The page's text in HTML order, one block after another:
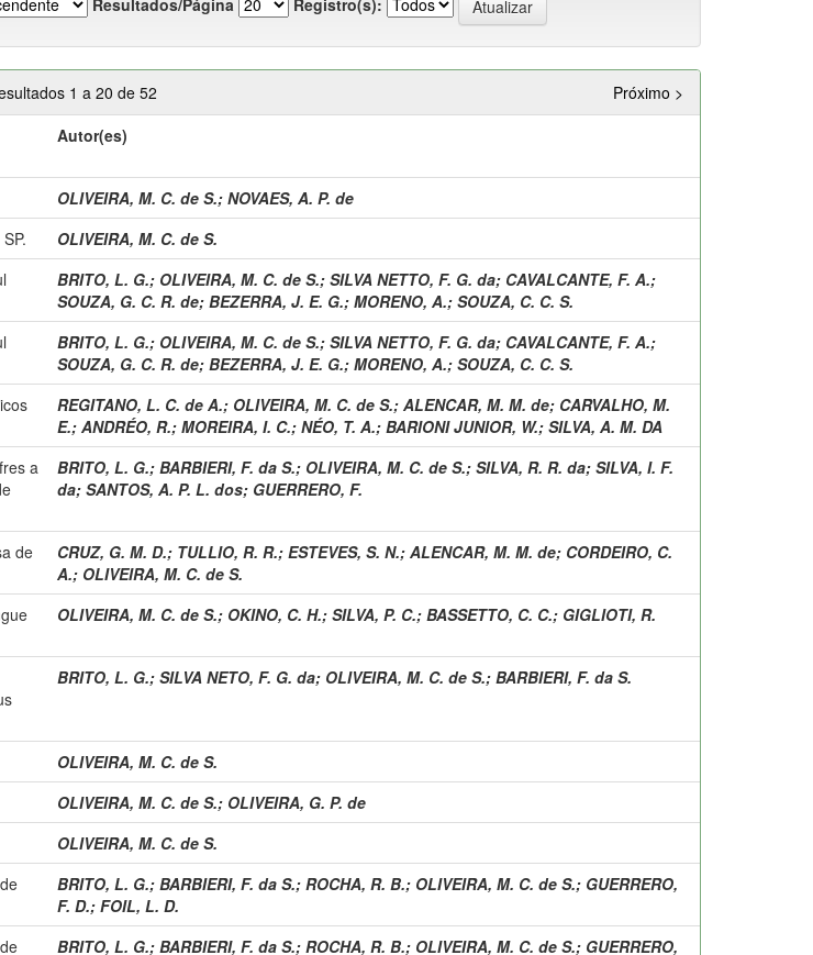
1 a 20 de 52
Próximo >
Autor(es)
OLIVEIRA, M. C. de S.; NOVAES, A. P. de
OLIVEIRA, M. C. de S.
BRITO, L. G.; OLIVEIRA, M. C. de S.; SILVA NETTO, F. G. da; CAVALCANTE, F. A.;
SOUZA, G. C. R. de; BEZERRA, J. E. G.; MORENO, A.; SOUZA, C. C. S.
BRITO, L. G.; OLIVEIRA, M. C. de S.; SILVA NETTO, F. G. da; CAVALCANTE, F. A.;
SOUZA, G. C. R. de; BEZERRA, J. E. G.; MORENO, A.; SOUZA, C. C. S.
REGITANO, L. C. de A.; OLIVEIRA, M. C. de S.; ALENCAR, M. M. de; CARVALHO, M.
E.; ANDRÉO, R.; MOREIRA, I. C.; NÉO, T. A.; BARIONI JUNIOR, W.; SILVA, A. M. DA
a
BRITO, L. G.; BARBIERI, F. da S.; OLIVEIRA, M. C. de S.; SILVA, R. R. da; SILVA, I. F.
da; SANTOS, A. P. L. dos; GUERRERO, F.
de
CRUZ, G. M. D.; TULLIO, R. R.; ESTEVES, S. N.; ALENCAR, M. M. de; CORDEIRO, C.
A.; OLIVEIRA, M. C. de S.
OLIVEIRA, M. C. de S.; OKINO, C. H.; SILVA, P. C.; BASSETTO, C. C.; GIGLIOTI, R.
BRITO, L. G.; SILVA NETO, F. G. da; OLIVEIRA, M. C. de S.; BARBIERI, F. da S.
OLIVEIRA, M. C. de S.
OLIVEIRA, M. C. de S.; OLIVEIRA, G. P. de
OLIVEIRA, M. C. de S.
BRITO, L. G.; BARBIERI, F. da S.; ROCHA, R. B.; OLIVEIRA, M. C. de S.; GUERRERO,
F. D.; FOIL, L. D.
BRITO, L. G.; BARBIERI, F. da S.; ROCHA, R. B.; OLIVEIRA, M. C. de S.; GUERRERO,